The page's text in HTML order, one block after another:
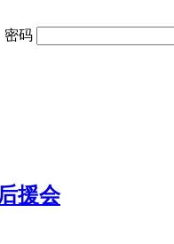
密码